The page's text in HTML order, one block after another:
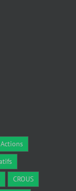
Actions
CROUS